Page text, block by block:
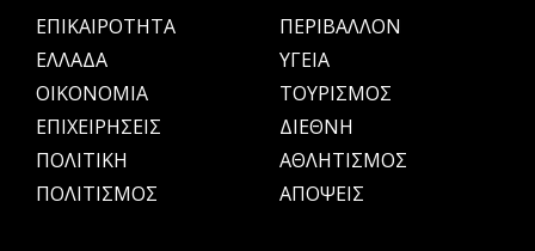
ΕΠΙΚΑΙΡΟΤΗΤΑ
ΕΛΛΑΔΑ
OIKONOMIA
ΕΠΙΧΕΙΡΗΣΕΙΣ
ΠΟΛΙΤΙΚΗ
ΠΟΛΙΤΙΣΜΟΣ
ΠΕΡΙΒΑΛΛΟΝ
ΥΓΕΙΑ
ΤΟΥΡΙΣΜΟΣ
ΔΙΕΘΝΗ
ΑΘΛΗΤΙΣΜΟΣ
ΑΠΟΨΕΙΣ